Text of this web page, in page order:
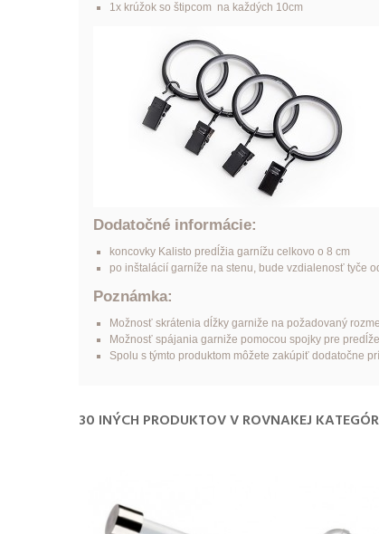
1x krúžok so štipcom na každých 10cm
Dodatočné informácie:
koncovky Kalisto predĺžia garnížu celkovo o 8 cm
po inštalácií garníže na stenu, bude vzdialenosť tyče
Poznámka:
Možnosť skrátenia dĺžky garniže na požadovaný
Možnosť spájania garniže pomocou spojky pre
Spolu s týmto produktom môžete zakúpiť dodatočne
30 INÝCH PRODUKTOV V ROVNAKEJ